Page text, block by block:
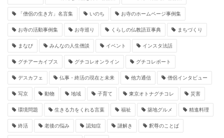
「僧侶の生き方」名言集 いのち お寺のホームページ事例集
お寺の活動事例集 お寺巡り くらしの仏教語豆事典 まちづくり
まなび みんなの人生僧談 イベント インスタ法話
グチアーカイブス グチコレオンライン グチコレポート
デスカフェ 仏事・終活の現在と未来 他力通信 僧侶インタビュー
写京 動物 地域 子育て 東京オトナグチコレ 災害
環境問題 生きる力をくれる言葉 福祉 築地グルメ 精進料理
終活 老後の悩み 認知症 謎解き 釈尊のことば